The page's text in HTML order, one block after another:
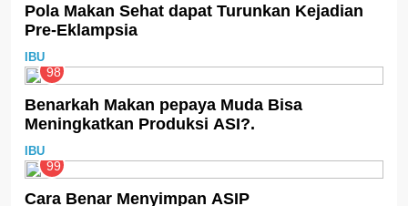
Pola Makan Sehat dapat Turunkan Kejadian
Pre-Eklampsia
IBU
98
Benarkah Makan pepaya Muda Bisa
Meningkatkan Produksi ASI?.
IBU
99
Cara Benar Menyimpan ASIP